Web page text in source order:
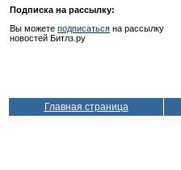
Подписка на рассылку:
Вы можете подписаться на рассылку
новостей Битлз.ру
Главная страница